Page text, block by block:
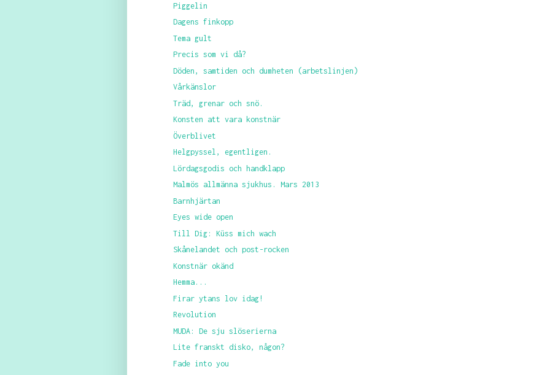
Piggelin
Dagens finkopp
Tema gult
Precis som vi då?
Döden, samtiden och dumheten (arbetslinjen)
Vårkänslor
Träd, grenar och snö.
Konsten att vara konstnär
Överblivet
Helgpyssel, egentligen.
Lördagsgodis och handklapp
Malmös allmänna sjukhus. Mars 2013
Barnhjärtan
Eyes wide open
Till Dig: Küss mich wach
Skånelandet och post-rocken
Konstnär okänd
Hemma...
Firar ytans lov idag!
Revolution
MUDA: De sju slöserierna
Lite franskt disko, någon?
Fade into you